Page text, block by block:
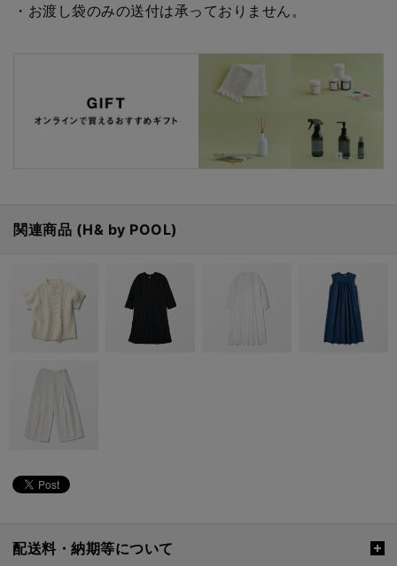
・お渡し袋のみの送付は承っておりません。
関連商品 (H& by POOL)
配送料・納期等について